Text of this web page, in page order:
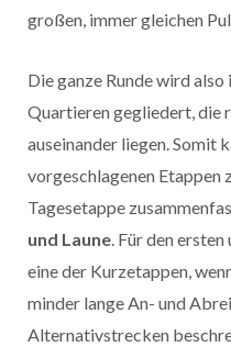
großen, immer gleichen
Die ganze Runde wird
Quartieren gegliedert, die
auseinander liegen. Somit
vorgeschlagenen Etappen
Tagesetappe
und Laune. Für den
eine der Kurzetappen,
minder lange An- und
Alternativstrecken